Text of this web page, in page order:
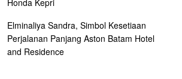
Elminaliya Sandra, Simbol Kesetiaan
Perjalanan Panjang Aston Batam Hotel
and Residence